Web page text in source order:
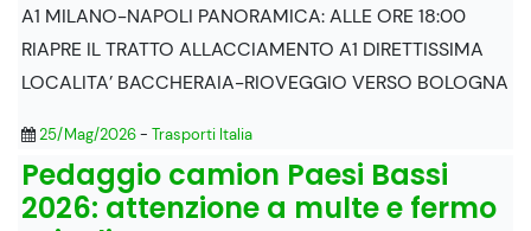
A1 MILANO-NAPOLI PANORAMICA: ALLE ORE 18:00
RIAPRE IL TRATTO ALLACCIAMENTO A1 DIRETTISSIMA
LOCALITA’ BACCHERAIA-RIOVEGGIO VERSO BOLOGNA
25/Mag/2026- Trasporti Italia
Pedaggio camion Paesi Bassi
2026: attenzione a multe e fermo